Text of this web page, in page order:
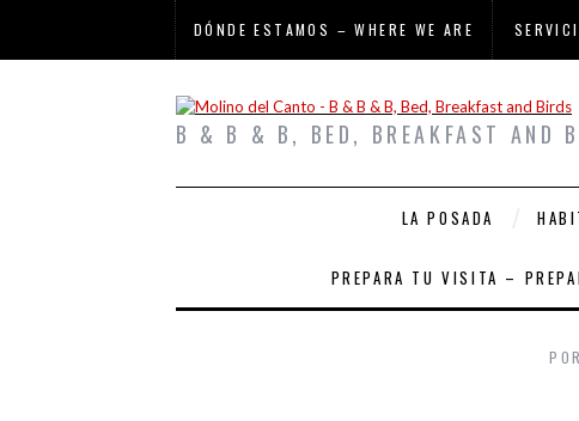
DÓNDE ESTAMOS – WHERE WE ARE
B & B & B, BED, BREAKFAST AND
LA POSADA
PREPARA TU VISITA –
POR